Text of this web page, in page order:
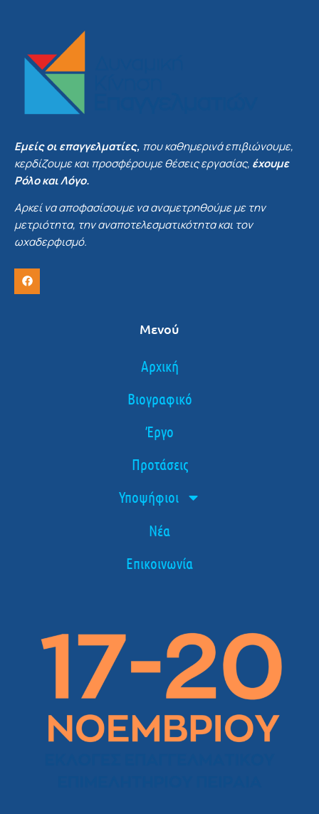
Εμείς οι επαγγελματίες, που καθημερινά επιβιώνουμε,
κερδίζουμε και προσφέρουμε θέσεις εργασίας, έχουμε
Ρόλο και Λόγο.
Αρκεί να αποφασίσουμε να αναμετρηθούμε με την
μετριότητα, την αναποτελεσματικότητα και τον
ωχαδερφισμό.
Μενού
Αρχική
Βιογραφικό
Έργο
Προτάσεις
Υποψήφιοι
Νέα
Επικοινωνία